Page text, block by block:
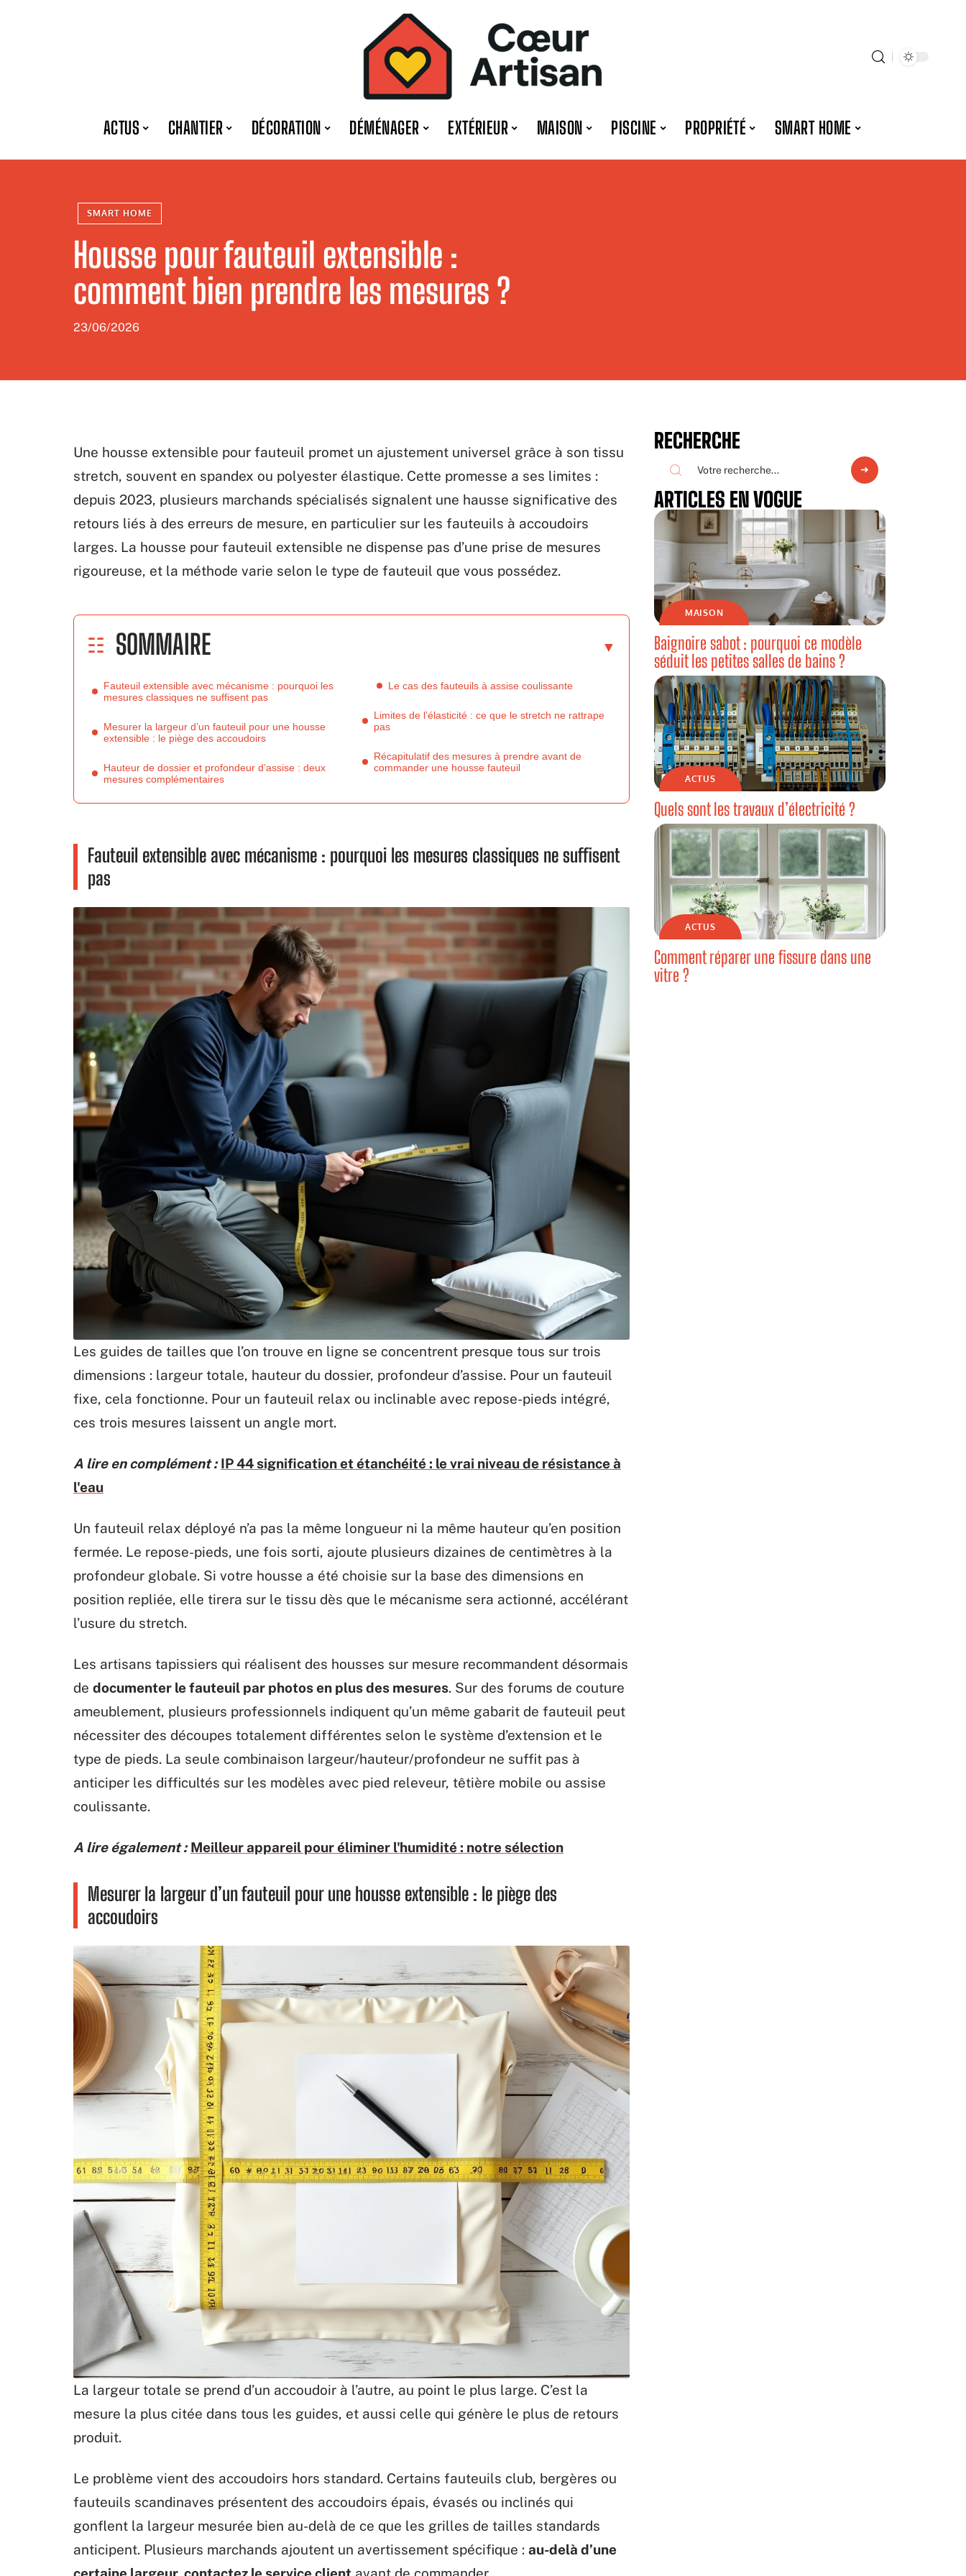
ACTUS CHANTIER DÉCORATION DÉMÉNAGER EXTÉRIEUR MAISON PISCINE PROPRIÉTÉ SMART HOME
SMART HOME
Housse pour fauteuil extensible :
comment bien prendre les mesures ?
23/06/2026
Une housse extensible pour fauteuil promet un ajustement universel grâce à son tissu
stretch, souvent en spandex ou polyester élastique. Cette promesse a ses limites :
depuis 2023, plusieurs marchands spécialisés signalent une hausse significative des
retours liés à des erreurs de mesure, en particulier sur les fauteuils à accoudoirs
larges. La housse pour fauteuil extensible ne dispense pas d’une prise de mesures
rigoureuse, et la méthode varie selon le type de fauteuil que vous possédez.
SOMMAIRE
Fauteuil extensible avec mécanisme : pourquoi les
mesures classiques ne suffisent pas
Mesurer la largeur d’un fauteuil pour une housse
extensible : le piège des accoudoirs
Hauteur de dossier et profondeur d’assise : deux
mesures complémentaires
Le cas des fauteuils à assise coulissante
Limites de l’élasticité : ce que le stretch ne rattrape
pas
Récapitulatif des mesures à prendre avant de
commander une housse fauteuil
Fauteuil extensible avec mécanisme : pourquoi les mesures classiques ne suffisent
pas
Les guides de tailles que l’on trouve en ligne se concentrent presque tous sur trois
dimensions : largeur totale, hauteur du dossier, profondeur d’assise. Pour un fauteuil
fixe, cela fonctionne. Pour un fauteuil relax ou inclinable avec repose-pieds intégré,
ces trois mesures laissent un angle mort.
A lire en complément : IP 44 signification et étanchéité : le vrai niveau de résistance à
l'eau
Un fauteuil relax déployé n’a pas la même longueur ni la même hauteur qu’en position
fermée. Le repose-pieds, une fois sorti, ajoute plusieurs dizaines de centimètres à la
profondeur globale. Si votre housse a été choisie sur la base des dimensions en
position repliée, elle tirera sur le tissu dès que le mécanisme sera actionné, accélérant
l’usure du stretch.
Les artisans tapissiers qui réalisent des housses sur mesure recommandent désormais
de documenter le fauteuil par photos en plus des mesures. Sur des forums de couture
ameublement, plusieurs professionnels indiquent qu’un même gabarit de fauteuil peut
nécessiter des découpes totalement différentes selon le système d’extension et le
type de pieds. La seule combinaison largeur/hauteur/profondeur ne suffit pas à
anticiper les difficultés sur les modèles avec pied releveur, têtière mobile ou assise
coulissante.
A lire également : Meilleur appareil pour éliminer l'humidité : notre sélection
Mesurer la largeur d’un fauteuil pour une housse extensible : le piège des
accoudoirs
La largeur totale se prend d’un accoudoir à l’autre, au point le plus large. C’est la
mesure la plus citée dans tous les guides, et aussi celle qui génère le plus de retours
produit.
Le problème vient des accoudoirs hors standard. Certains fauteuils club, bergères ou
fauteuils scandinaves présentent des accoudoirs épais, évasés ou inclinés qui
gonflent la largeur mesurée bien au-delà de ce que les grilles de tailles standards
anticipent. Plusieurs marchands ajoutent un avertissement spécifique : au-delà d’une
RECHERCHE
ARTICLES EN VOGUE
MAISON
Baignoire sabot : pourquoi ce modèle
séduit les petites salles de bains ?
ACTUS
Quels sont les travaux d’électricité ?
ACTUS
Comment réparer une fissure dans une
vitre ?